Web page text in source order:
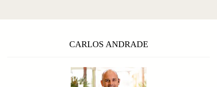
CARLOS ANDRADE